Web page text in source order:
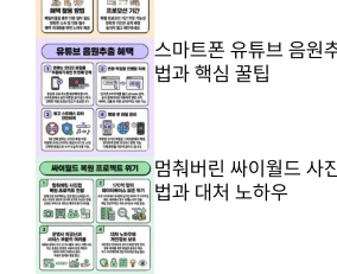
스마트폰 유튜브 음원
법과 핵심 꿀팁
멈춰버린 싸이월드 사
법과 대처 노하우